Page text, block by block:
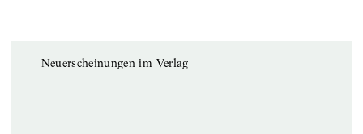
Neuerscheinungen im Verlag